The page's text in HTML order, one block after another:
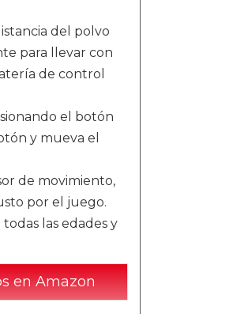
del polvo
para llevar con
de control
el botón
y mueva el
de movimiento,
por el juego.
las edades y
en Amazon